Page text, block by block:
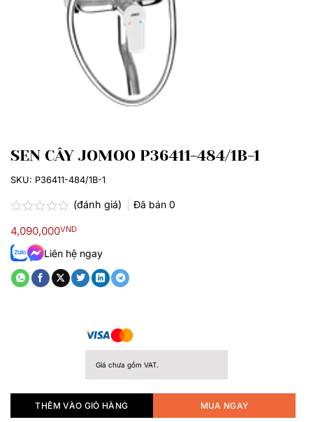
SEN CÂY JOMOO P36411-484/1B-1
xếp
hạng
0.0
sao
(đánh giá) Đã bán 0
4,090,000VND
Liên hệ ngay
Giá chưa gồm VAT.
THÊM VÀO GIỎ HÀNG MUA NGAY
SKU: P36411-484/1B-1